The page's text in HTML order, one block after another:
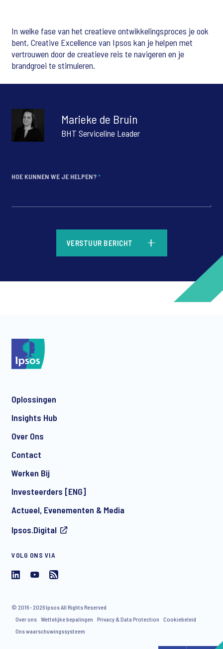
In welke fase van het creatieve ontwikkelingsproces je ook
bent, Creative Excellence van Ipsos kan je helpen met
vertrouwen door de creatieve reis te navigeren en je
brandgroei te stimuleren.
Marieke de Bruin
BHT Serviceline Leader
HOE KUNNEN WE JE HELPEN?*
communication about products and services including
withdraw your consent at any time with effect for the future.
VERSTUUR BERICHT
Oplossingen
Insights Hub
Over Ons
Contact
Werken Bij
Investeerders [ENG]
Actueel, Evenementen & Media
Ipsos.Digital
VOLG ONS VIA
© 2016 - 2026 Ipsos All Rights Reserved
Over ons Wettelijke bepalingen Privacy & Data Protection
Cookiebeleid
Ons waarschuwingssysteem